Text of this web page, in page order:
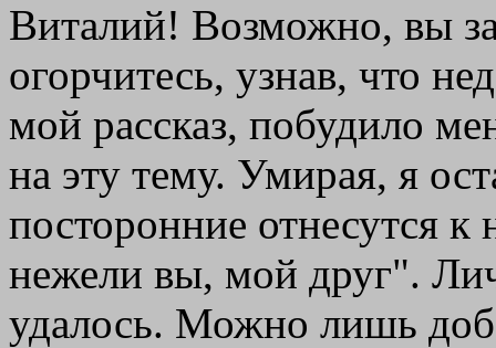
Виталий! Возможно, вы
огорчитесь, узнав, что
мой рассказ, побудило
на эту тему. Умирая, я
посторонние отнесутся
нежели вы, мой друг".
удалось. Можно лишь